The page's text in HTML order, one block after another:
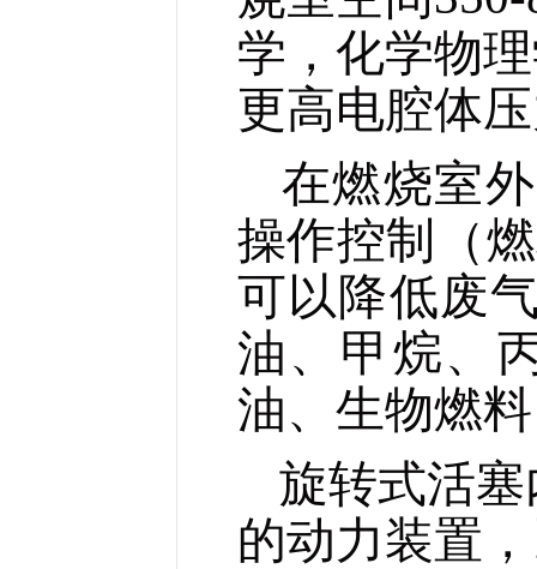
学，化学物
更高电腔体
在燃烧室
操作控制（
可以降低废
油、甲烷、
油、生物燃
旋转式活
的动力装置